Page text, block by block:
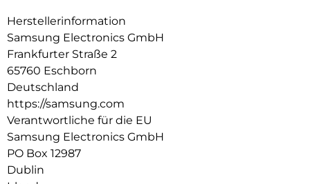
– ohne ständiges ausmisten müssen. Optisch überzeugt das
modernen Farben. Einfach, praktisch und dabei typisch
Samsung.
Bringt deine Welt zum Strahlen:
Ein Display, das für Klarheit sorgt. Auf dem FHD+ Display
deines Galaxy A17 5G kannst du deine Fotos, Videos, Apps
und Spiele in beeindruckender Schärfe und lebendigen
Farben genießen. Dank Full HD+ Auflösung kommen auf den
6,7 Zoll auch kleine Details gut zur Geltung.
Blick für Details:
Herstellerinformation
Samsung Electronics GmbH
Frankfurter Straße 2
65760 Eschborn
Deutschland
https://samsung.com
Verantwortliche für die EU
Samsung Electronics GmbH
PO Box 12987
Dublin